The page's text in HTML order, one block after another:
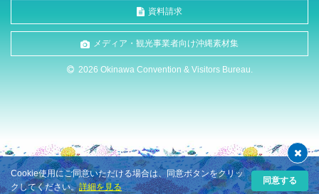
資料請求
メディア・観光事業者向け沖縄素材集
2026 Okinawa Convention & Visitors Bureau.
Cookie使用にご同意いただける場合は、同意ボタンをクリッ
クしてください。詳細を見る
同意する